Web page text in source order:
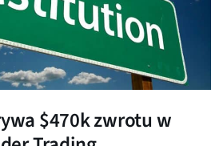
$470k zwrotu w